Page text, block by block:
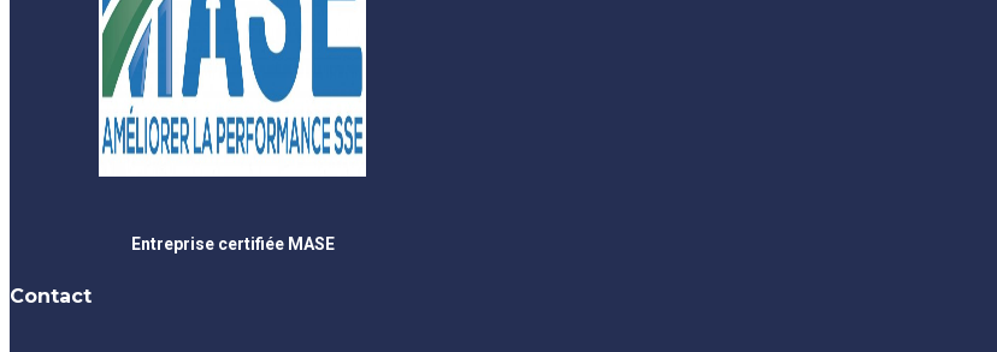
Entreprise certifiée MASE
Contact